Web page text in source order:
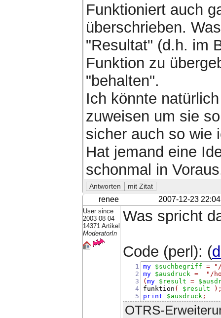
Funktioniert auch
überschrieben.
"Resultat" (d.h. im
Funktion zu
"behalten".
Ich könnte
zuweisen um sie
sicher auch so wie
Hat jemand eine
schonmal in
renee 2007-12-23 22:04
User since
2003-08-04
14371 Artikel
ModeratorIn
Was spricht
Code (perl): (
1
2
3
4
5
my $suchbegriff =
"/
my $ausdruck =
"/
(my $result =
funktion ( $result
print
$ausdruck ;
OTRS-